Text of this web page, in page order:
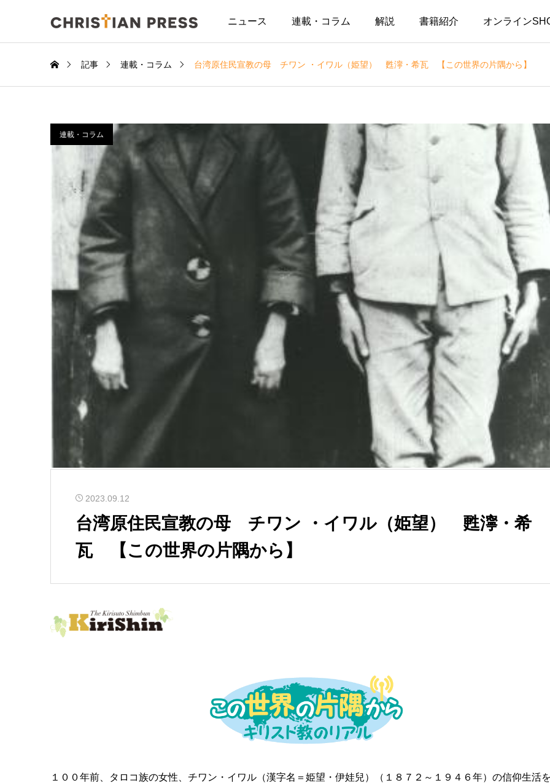
ニュース 連載・コラム 解説 書籍紹介 オンライン
記事 連載・コラム 台湾原住民宣教の母 チワン ・イワル（姫望） 甦濘・希瓦 【この世界の片隅から】
連載・コラム
2023.09.12
台湾原住民宣教の母 チワン ・イワル（姫望） 甦濘・希
瓦 【この世界の片隅から】
１００年前、タロコ族の女性、チワン・イワル（漢字名＝姫望・伊娃兒）（１８７２～１９４６年）の信仰生活